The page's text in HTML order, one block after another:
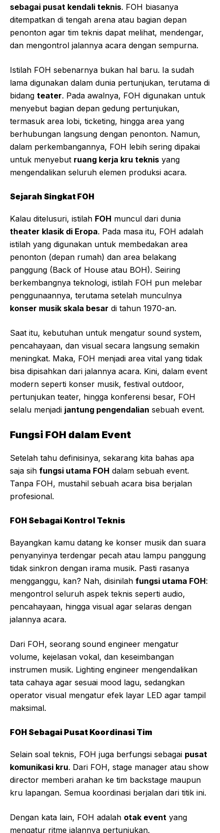
sebagai pusat kendali teknis. FOH biasanya
ditempatkan di tengah arena atau bagian depan
penonton agar tim teknis dapat melihat, mendengar,
dan mengontrol jalannya acara dengan sempurna.
Istilah FOH sebenarnya bukan hal baru. Ia sudah
lama digunakan dalam dunia pertunjukan, terutama di
bidang teater. Pada awalnya, FOH digunakan untuk
menyebut bagian depan gedung pertunjukan,
termasuk area lobi, ticketing, hingga area yang
berhubungan langsung dengan penonton. Namun,
dalam perkembangannya, FOH lebih sering dipakai
untuk menyebut ruang kerja kru teknis yang
mengendalikan seluruh elemen produksi acara.
Sejarah Singkat FOH
Kalau ditelusuri, istilah FOH muncul dari dunia
theater klasik di Eropa. Pada masa itu, FOH adalah
istilah yang digunakan untuk membedakan area
penonton (depan rumah) dan area belakang
panggung (Back of House atau BOH). Seiring
berkembangnya teknologi, istilah FOH pun melebar
penggunaannya, terutama setelah munculnya
konser musik skala besar di tahun 1970-an.
Saat itu, kebutuhan untuk mengatur sound system,
pencahayaan, dan visual secara langsung semakin
meningkat. Maka, FOH menjadi area vital yang tidak
bisa dipisahkan dari jalannya acara. Kini, dalam event
modern seperti konser musik, festival outdoor,
pertunjukan teater, hingga konferensi besar, FOH
selalu menjadi jantung pengendalian sebuah event.
Fungsi FOH dalam Event
Setelah tahu definisinya, sekarang kita bahas apa
saja sih fungsi utama FOH dalam sebuah event.
Tanpa FOH, mustahil sebuah acara bisa berjalan
profesional.
FOH Sebagai Kontrol Teknis
Bayangkan kamu datang ke konser musik dan suara
penyanyinya terdengar pecah atau lampu panggung
tidak sinkron dengan irama musik. Pasti rasanya
mengganggu, kan? Nah, disinilah fungsi utama FOH:
mengontrol seluruh aspek teknis seperti audio,
pencahayaan, hingga visual agar selaras dengan
jalannya acara.
Dari FOH, seorang sound engineer mengatur
volume, kejelasan vokal, dan keseimbangan
instrumen musik. Lighting engineer mengendalikan
tata cahaya agar sesuai mood lagu, sedangkan
operator visual mengatur efek layar LED agar tampil
maksimal.
FOH Sebagai Pusat Koordinasi Tim
Selain soal teknis, FOH juga berfungsi sebagai pusat
komunikasi kru. Dari FOH, stage manager atau show
director memberi arahan ke tim backstage maupun
kru lapangan. Semua koordinasi berjalan dari titik ini.
Dengan kata lain, FOH adalah otak event yang
mengatur ritme jalannya pertunjukan.